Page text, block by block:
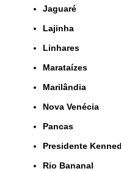
Jaguaré
Lajinha
Linhares
Marataízes
Marilândia
Nova Venécia
Pancas
Presidente
Rio Bananal